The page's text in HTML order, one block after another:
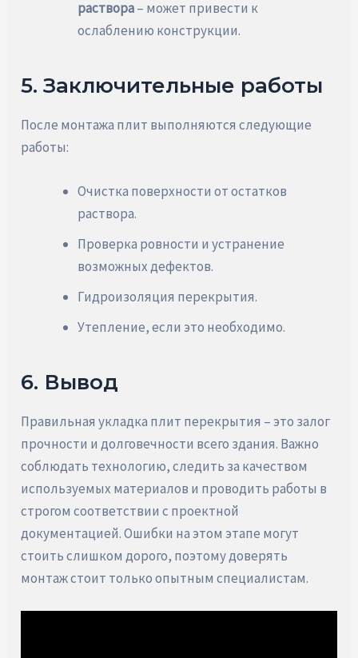
раствора– может привести к
ослаблению конструкции.
5. Заключительные работы
После монтажа плит выполняются следующие
работы:
Очистка поверхности от остатков
раствора.
Проверка ровности и устранение
возможных дефектов.
Гидроизоляция перекрытия.
Утепление, если это необходимо.
6. Вывод
Правильная укладка плит перекрытия – это залог
прочности и долговечности всего здания. Важно
соблюдать технологию, следить за качеством
используемых материалов и проводить работы в
строгом соответствии с проектной
документацией. Ошибки на этом этапе могут
стоить слишком дорого, поэтому доверять
монтаж стоит только опытным специалистам.